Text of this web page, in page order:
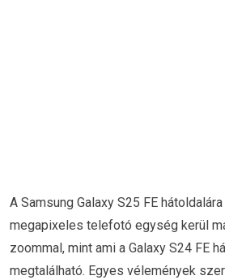
A Samsung Galaxy S25 FE
megapixeles telefotó egység kerül
zoommal, mint ami a Galaxy S24 FE
megtalálható. Egyes vélemények